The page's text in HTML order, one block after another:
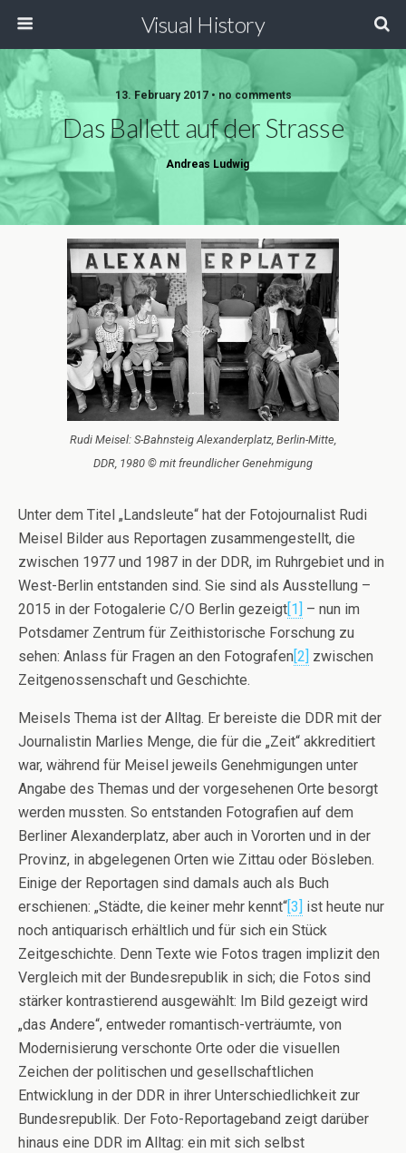
Visual History
13. February 2017 • no comments
Das Ballett auf der Strasse
Andreas Ludwig
Rudi Meisel: S-Bahnsteig Alexanderplatz, Berlin-Mitte,
DDR, 1980 © mit freundlicher Genehmigung
Unter dem Titel „Landsleute“ hat der Fotojournalist Rudi
Meisel Bilder aus Reportagen zusammengestellt, die
zwischen 1977 und 1987 in der DDR, im Ruhrgebiet und in
West-Berlin entstanden sind. Sie sind als Ausstellung –
2015 in der Fotogalerie C/O Berlin gezeigt[1] – nun im
Potsdamer Zentrum für Zeithistorische Forschung zu
sehen: Anlass für Fragen an den Fotografen[2] zwischen
Zeitgenossenschaft und Geschichte.
Meisels Thema ist der Alltag. Er bereiste die DDR mit der
Journalistin Marlies Menge, die für die „Zeit“ akkreditiert
war, während für Meisel jeweils Genehmigungen unter
Angabe des Themas und der vorgesehenen Orte besorgt
werden mussten. So entstanden Fotografien auf dem
Berliner Alexanderplatz, aber auch in Vororten und in der
Provinz, in abgelegenen Orten wie Zittau oder Bösleben.
Einige der Reportagen sind damals auch als Buch
erschienen: „Städte, die keiner mehr kennt“[3] ist heute nur
noch antiquarisch erhältlich und für sich ein Stück
Zeitgeschichte. Denn Texte wie Fotos tragen implizit den
Vergleich mit der Bundesrepublik in sich; die Fotos sind
stärker kontrastierend ausgewählt: Im Bild gezeigt wird
„das Andere“, entweder romantisch-verträumte, von
Modernisierung verschonte Orte oder die visuellen
Zeichen der politischen und gesellschaftlichen
Entwicklung in der DDR in ihrer Unterschiedlichkeit zur
Bundesrepublik. Der Foto-Reportageband zeigt darüber
hinaus eine DDR im Alltag: ein mit sich selbst